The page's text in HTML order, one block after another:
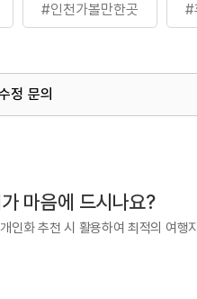
#인천가볼만한곳 #
정 문의
마음에 드시나요?
인화 추천 시 활용하여 최적의 여행